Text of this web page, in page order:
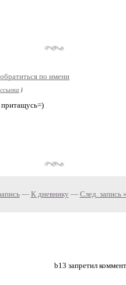
обратиться по имени
ссылка )
притащусь=)
— К дневнику — След. запись »
b13 запретил